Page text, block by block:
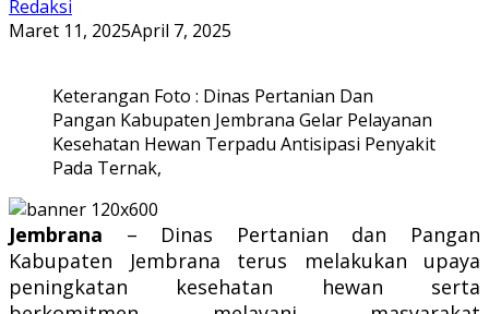
Redaksi
Maret 11, 2025April 7, 2025
Keterangan Foto : Dinas Pertanian Dan
Pangan Kabupaten Jembrana Gelar Pelayanan
Kesehatan Hewan Terpadu Antisipasi Penyakit
Pada Ternak,
Jembrana – Dinas Pertanian dan Pangan
Kabupaten Jembrana terus melakukan upaya
peningkatan kesehatan hewan serta